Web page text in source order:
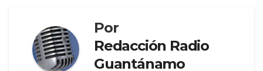
Por
Redacción Radio
Guantánamo